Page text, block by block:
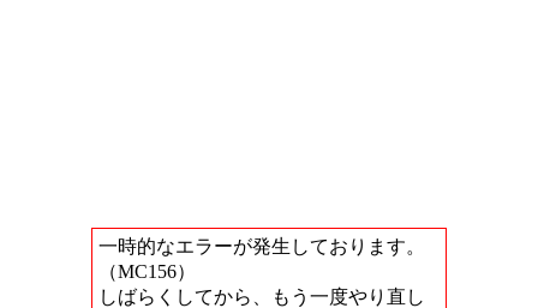
一時的なエラーが発生しております。
（MC156）
しばらくしてから、もう一度やり直し